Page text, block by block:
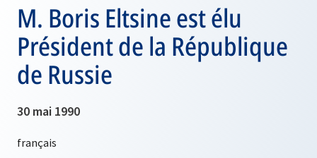
M. Boris Eltsine est élu
Président de la République
de Russie
30 mai 1990